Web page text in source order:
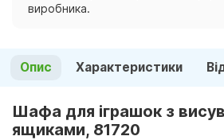
виробника.
Опис Характеристики
Шафа для іграшок з
ящиками, 81720